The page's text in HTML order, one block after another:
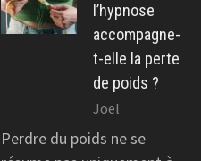
l’hypnose
accompagne-
t-elle la perte
de poids ?
Joel
Perdre du poids ne se